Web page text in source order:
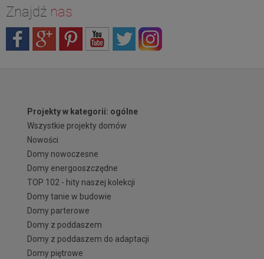
Znajdź nas
Projekty w kategorii: ogólne
Wszystkie projekty domów
Nowości
Domy nowoczesne
Domy energooszczędne
TOP 102 - hity naszej kolekcji
Domy tanie w budowie
Domy parterowe
Domy z poddaszem
Domy z poddaszem do adaptacji
Domy piętrowe